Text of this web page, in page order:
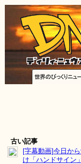
古い記事
[字幕動画]今日か
け「ハンドサイン